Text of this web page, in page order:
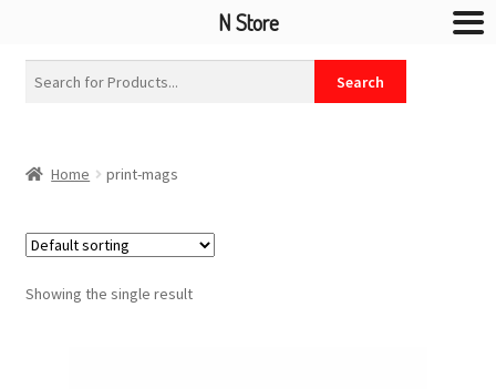
Home print-mags
Showing the single result
N Store